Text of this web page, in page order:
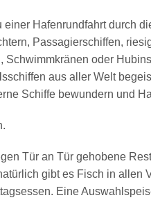
Hafenrundfahrt durch
Passagierschiffen,
Schwimmkränen oder
aus aller Welt
Schiffe bewundern und
Tür an Tür gehobene
gibt es Fisch in allen
Eine